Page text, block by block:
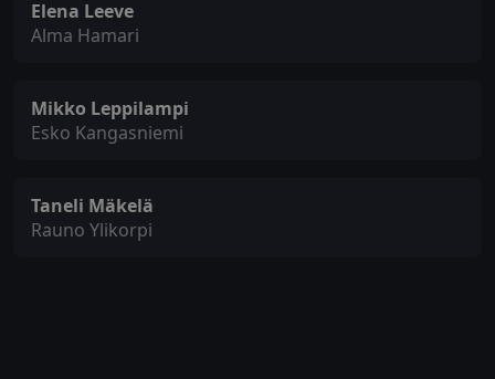
Elena Leeve
Alma Hamari
Mikko Leppilampi
Esko Kangasniemi
Taneli Mäkelä
Rauno Ylikorpi